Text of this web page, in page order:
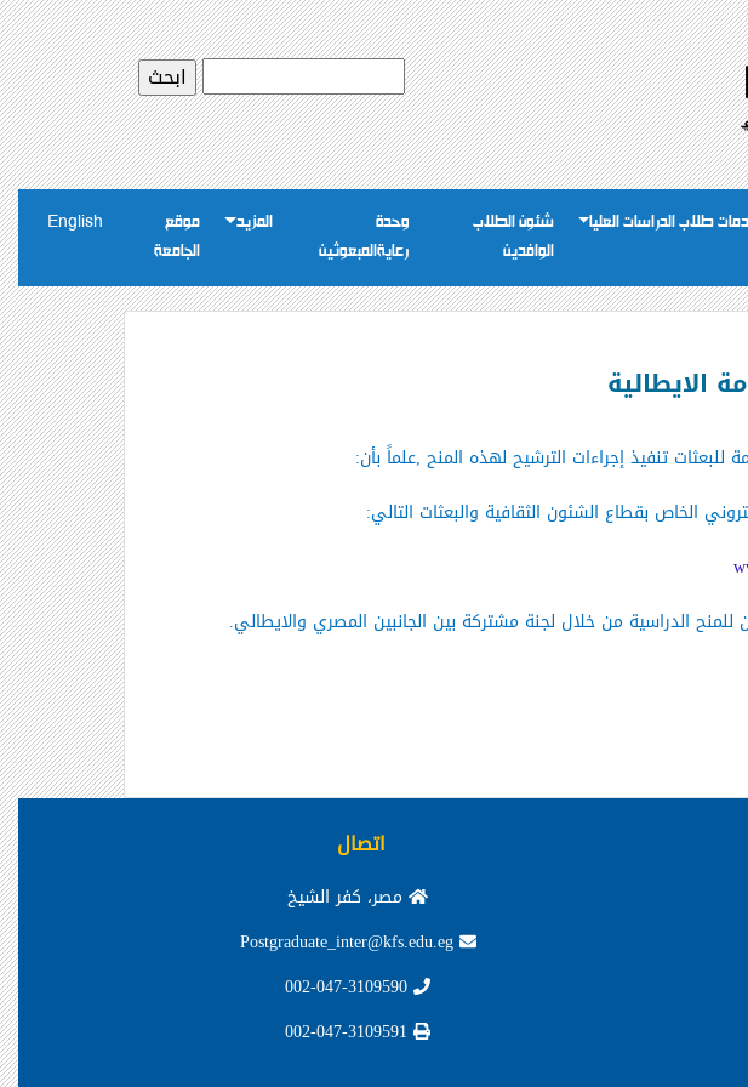
طلاب الدراسات العليا
شئون الطلاب
الوافدين
وحدة
رعايةالمبعوثين
المزيد
موقع
الجامعة
English
الايطالية
الخاص بقطاع الشئون الثقافية والبعثات التالي:
للمنح الدراسية من خلال لجنة مشتركة بين الجانبين المصري والايطالي.
اتصال
مصر، كفر الشيخ
Postgraduate_inter@kfs.edu.eg